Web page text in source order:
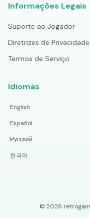
Informações Legais
Suporte ao Jogador
Diretrizes de Privacidade
Termos de Serviço
Idiomas
English
Español
Русский
한국어
© 2026